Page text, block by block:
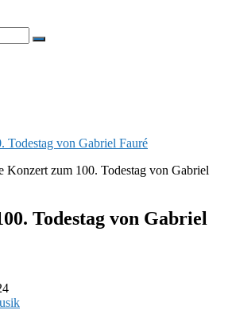
Todestag von Gabriel Fauré
Todestag von Gabriel